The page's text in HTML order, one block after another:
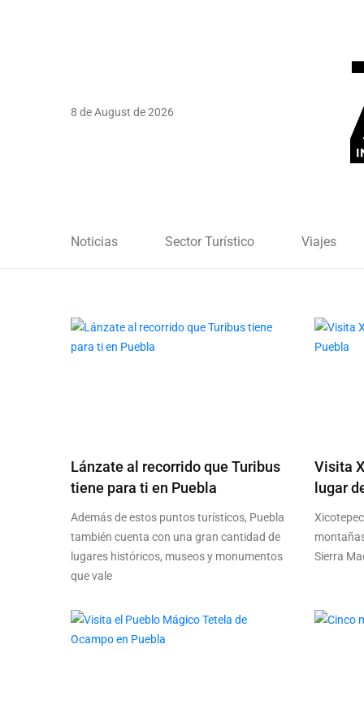
8 de August de 2026
Noticias Sector Turístico Viajes
Lánzate al recorrido que Turibus
tiene para ti en Puebla
Además de estos puntos turísticos, Puebla
también cuenta con una gran cantidad de
lugares históricos, museos y monumentos
que vale
Visita
lugar
Sierra